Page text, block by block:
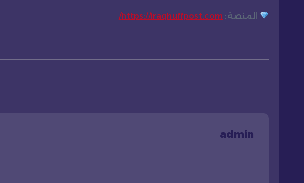
المنصة: https://iraqhuffpost.com/
admin